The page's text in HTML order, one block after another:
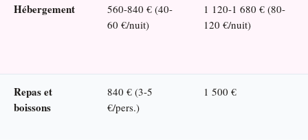
Hébergement
560-840 € (40-
60 €/nuit)
1 120-1 680 € (80-
120 €/nuit)
Repas et
boissons
840 € (3-5
€/pers.)
1 500 €